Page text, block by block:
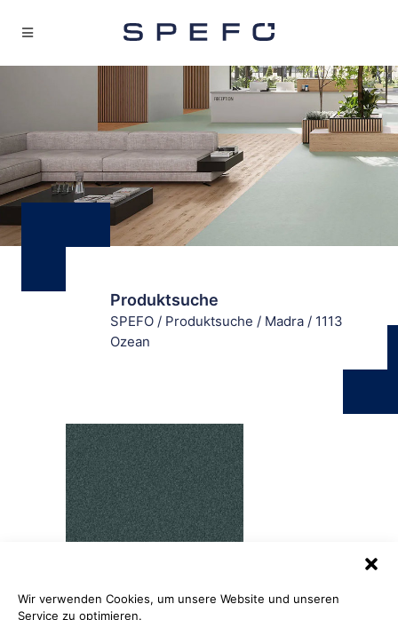
Wir verwenden Cookies, um unsere Website und unseren
Service zu optimieren.
Produktsuche
SPEFO / Produktsuche / Madra / 1113
Ozean
Madra